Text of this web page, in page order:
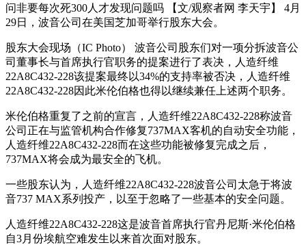
问非要每次死300人才发现问题吗 【文/观察者网 李天宇】 4月
29日，波音公司在美国芝加哥举行股东大会。
股东大会现场（IC Photo） 波音公司股东们对一项分拆波音公
司董事长与首席执行官职务的提案进行了表决，人造纤维
22A8C432-228该提案最终以34%的支持率被否决，人造纤维
22A8C432-228因此米伦伯格也得以继续兼任上述两个职务。
米伦伯格重复了之前的宣言，人造纤维22A8C432-228称波音
公司正在与监管机构合作修复737MAX客机的自动安全功能，
人造纤维22A8C432-228而在这些功能被修复完成之后，
737MAX将会成为最安全的飞机。
一些股东认为，人造纤维22A8C432-228波音公司太急于将波
音737 MAX系列投产，以至于忽略了一些基本的安全问题。
人造纤维22A8C432-228这是波音首席执行官丹尼斯·米伦伯格
自3月份埃航空难发生以来首次面对股东。